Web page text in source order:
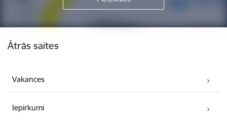
Ātrās saites
Vakances
Iepirkumi